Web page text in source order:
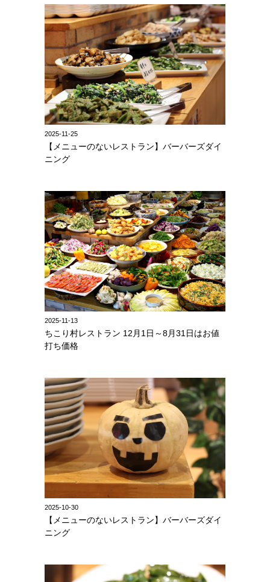
2025-11-25
【メニューのないレストラン】バーバーズダイ
ニング
2025-11-13
ちこり村レストラン 12月1日～8月31日はお値
打ち価格
2025-10-30
【メニューのないレストラン】バーバーズダイ
ニング